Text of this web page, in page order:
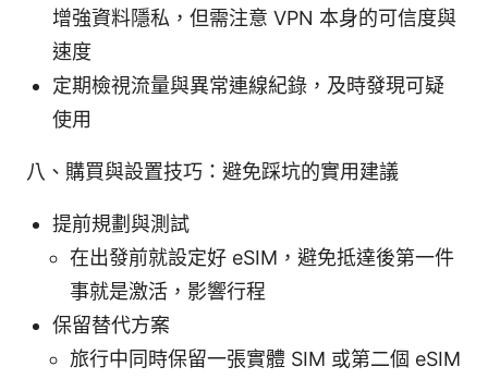
增強資料隱私，但需注意 VPN 本身的可信度與
速度
定期檢視流量與異常連線紀錄，及時發現可疑
使用
八、購買與設置技巧：避免踩坑的實用建議
提前規劃與測試
在出發前就設定好 eSIM，避免抵達後第一件
事就是激活，影響行程
保留替代方案
旅行中同時保留一張實體 SIM 或第二個 eSIM